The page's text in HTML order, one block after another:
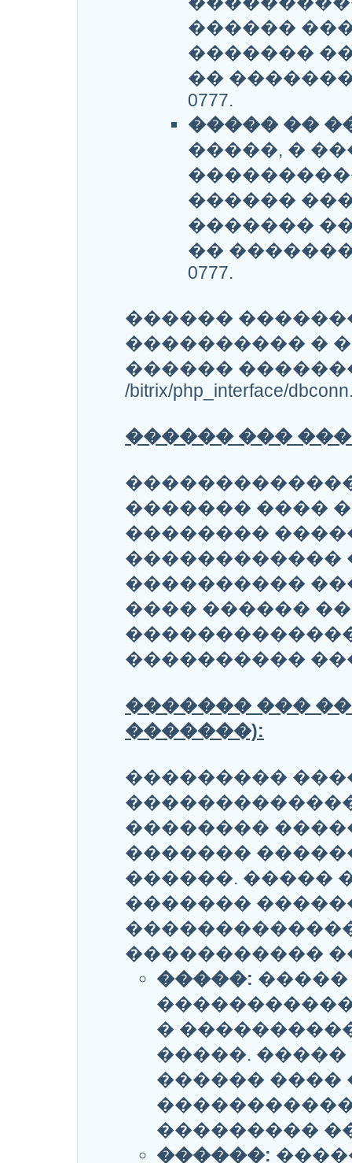
������
�������
��
0777.
����� ��
�����, �
������
�������
��
0777.
������
���������� �
������
/bitrix/php_interface/
������ ���
������� ����
��������
������������
����������
���� ������
����������
������� ���
�������):
���������
��������
�������
������. �����
�������
�����������
�����: �����
�
�����.
������ ����
���������
������: